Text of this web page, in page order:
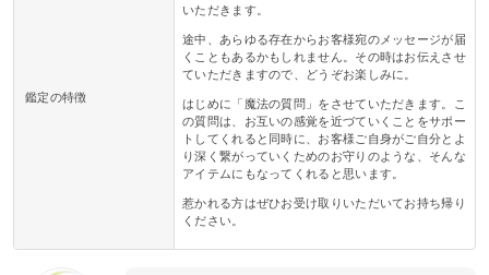
鑑定の特徴
いただきます。
途中、あらゆる存在からお客様宛のメッセージが届
くこともあるかもしれません。その時はお伝えさせ
ていただきますので、どうぞお楽しみに。
はじめに「魔法の質問」をさせていただきます。こ
の質問は、お互いの感覚を近づていくことをサポー
トしてくれると同時に、お客様ご自身がご自分とよ
り深く繋がっていくためのお守りのような、そんな
アイテムにもなってくれると思います。
惹かれる方はぜひお受け取りいただいてお持ち帰り
ください。